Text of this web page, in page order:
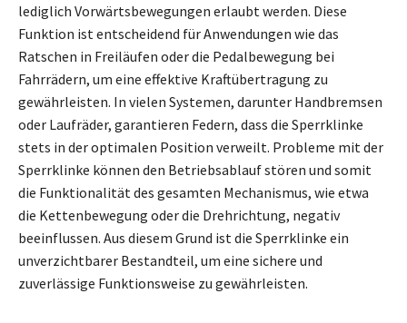
lediglich Vorwärtsbewegungen erlaubt werden. Diese
Funktion ist entscheidend für Anwendungen wie das
Ratschen in Freiläufen oder die Pedalbewegung bei
Fahrrädern, um eine effektive Kraftübertragung zu
gewährleisten. In vielen Systemen, darunter Handbremsen
oder Laufräder, garantieren Federn, dass die Sperrklinke
stets in der optimalen Position verweilt. Probleme mit der
Sperrklinke können den Betriebsablauf stören und somit
die Funktionalität des gesamten Mechanismus, wie etwa
die Kettenbewegung oder die Drehrichtung, negativ
beeinflussen. Aus diesem Grund ist die Sperrklinke ein
unverzichtbarer Bestandteil, um eine sichere und
zuverlässige Funktionsweise zu gewährleisten.